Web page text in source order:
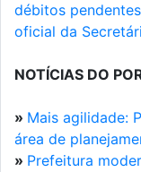
débitos
oficial da
NOTÍCIAS DO
» Mais agilidade:
área de
» Prefeitura